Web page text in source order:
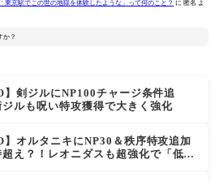
東京駅でこの世の地獄を体験したような」って何のこと？ に 匿名 よ
か？
】剣ジルにNP100チャージ条件追
ジルも呪い特攻獲得で大きく強化
】オルタニキにNP30＆秩序特攻追加
超え？！レオニダスも超強化で「低レ